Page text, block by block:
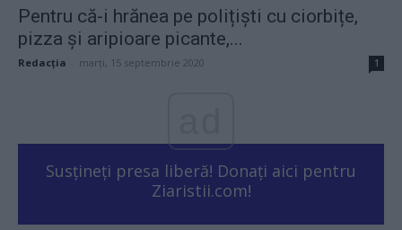
Pentru că-i hrănea pe polițiști cu ciorbițe,
pizza și aripioare picante,...
Redacţia marți, 15 septembrie 2020 1
Susțineți presa liberă! Donați aici pentru
Ziaristii.com!